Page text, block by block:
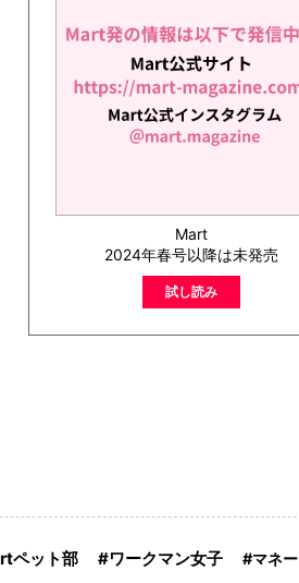
Mart
2024年春号以降は未発売
試し読み
ペット部 ワークマン女子 マネー